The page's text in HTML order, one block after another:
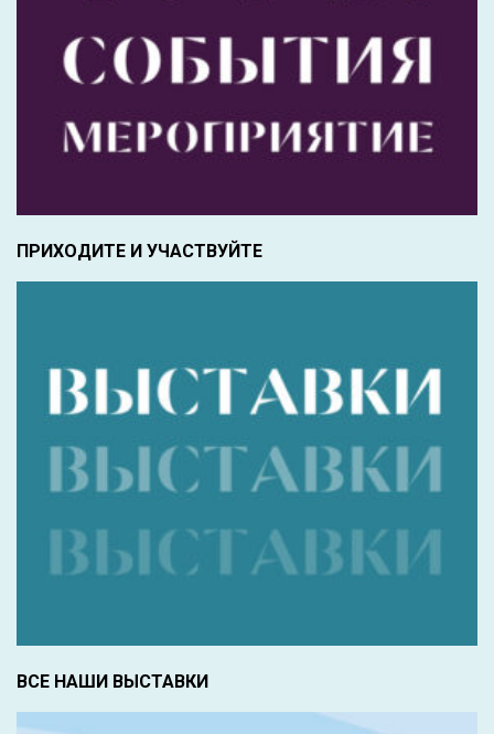
ПРИХОДИТЕ И УЧАСТВУЙТЕ
ВСЕ НАШИ ВЫСТАВКИ